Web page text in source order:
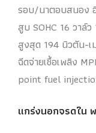
รอบ/นาตอบสนอง
สูบ SOHC 16 วาล์
สูงสุด 194 นิวตัน-
ฉีดจ่ายเชื้อเพลิง
point fuel
แกร่งนอกจรดใน